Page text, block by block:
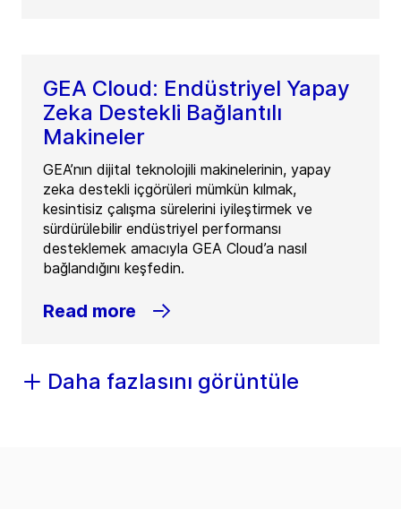
GEA Cloud: Endüstriyel Yapay
Zeka Destekli Bağlantılı
Makineler
GEA’nın dijital teknolojili makinelerinin, yapay
zeka destekli içgörüleri mümkün kılmak,
kesintisiz çalışma sürelerini iyileştirmek ve
sürdürülebilir endüstriyel performansı
desteklemek amacıyla GEA Cloud’a nasıl
bağlandığını keşfedin.
Read more
Daha fazlasını görüntüle